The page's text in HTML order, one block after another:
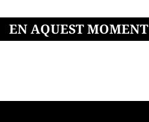
EN AQUEST MOMENT